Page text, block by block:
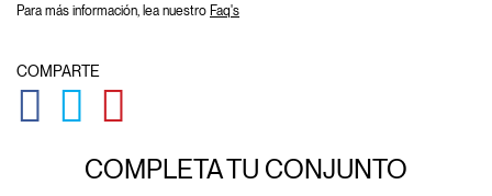
Para más información, lea nuestro Faq's
COMPARTE
GLOBAL.SOCIALSHARE.FACEBOOK
GLOBAL.SOCIALSHARE.TWITTER
COMPLETA TU CONJUNTO